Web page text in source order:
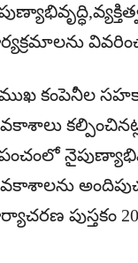
కంపెనీల
పుస్తకం